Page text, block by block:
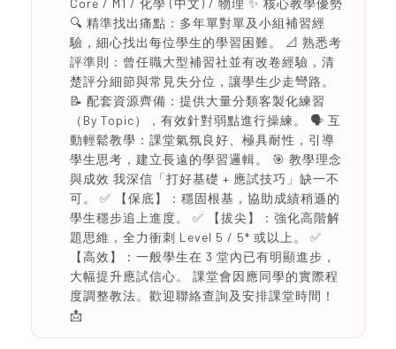
Core / M1 / 化學 (中文) / 物理 ✨ 核心教學優勢
🔍 精準找出痛點：多年單對單及小組補習經
驗，細心找出每位學生的學習困難。 📐 熟悉考
評準則：曾任職大型補習社並有改卷經驗，清
楚評分細節與常見失分位，讓學生少走彎路。
📝 配套資源齊備：提供大量分類客製化練習
（By Topic），有效針對弱點進行操練。 🗣️ 互
動輕鬆教學：課堂氣氛良好、極具耐性，引導
學生思考，建立長遠的學習邏輯。 🎯 教學理念
與成效 我深信「打好基礎 + 應試技巧」缺一不
可。 ✅ 【保底】：穩固根基，協助成績稍遜的
學生穩步追上進度。 ✅ 【拔尖】：強化高階解
題思維，全力衝刺 Level 5 / 5* 或以上。 ✅
【高效】：一般學生在 3 堂內已有明顯進步，
大幅提升應試信心。 課堂會因應同學的實際程
度調整教法。歡迎聯絡查詢及安排課堂時間！
📩